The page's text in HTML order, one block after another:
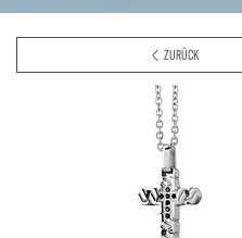
ZURÜCK